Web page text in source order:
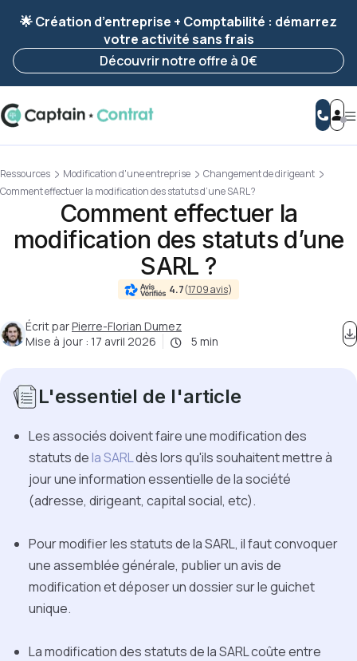
enregistrée 🚀
Reprendre ma démarche
🌟 Création d’entreprise + Comptabilité : démarrez
votre activité sans frais
Découvrir notre offre à 0€
Ressources Modification d'une entreprise
Changement de dirigeant
Comment effectuer la modification des statuts d’une SARL ?
Comment effectuer la
modification des statuts d’une
SARL ?
4.7(1709 avis)
Écrit parPierre-Florian Dumez
Mise à jour : 17 avril 2026 5 min
L'essentiel de l'article
Les associés doivent faire une modification des
statuts dela SARLdès lors qu'ils souhaitent mettre à
jour une information essentielle de la société
(adresse, dirigeant, capital social, etc).
Pour modifier les statuts de la SARL, il faut convoquer
une assemblée générale, publier un avis de
modification et déposer un dossier sur le guichet
unique.
La modification des statuts de la SARL coûte entre